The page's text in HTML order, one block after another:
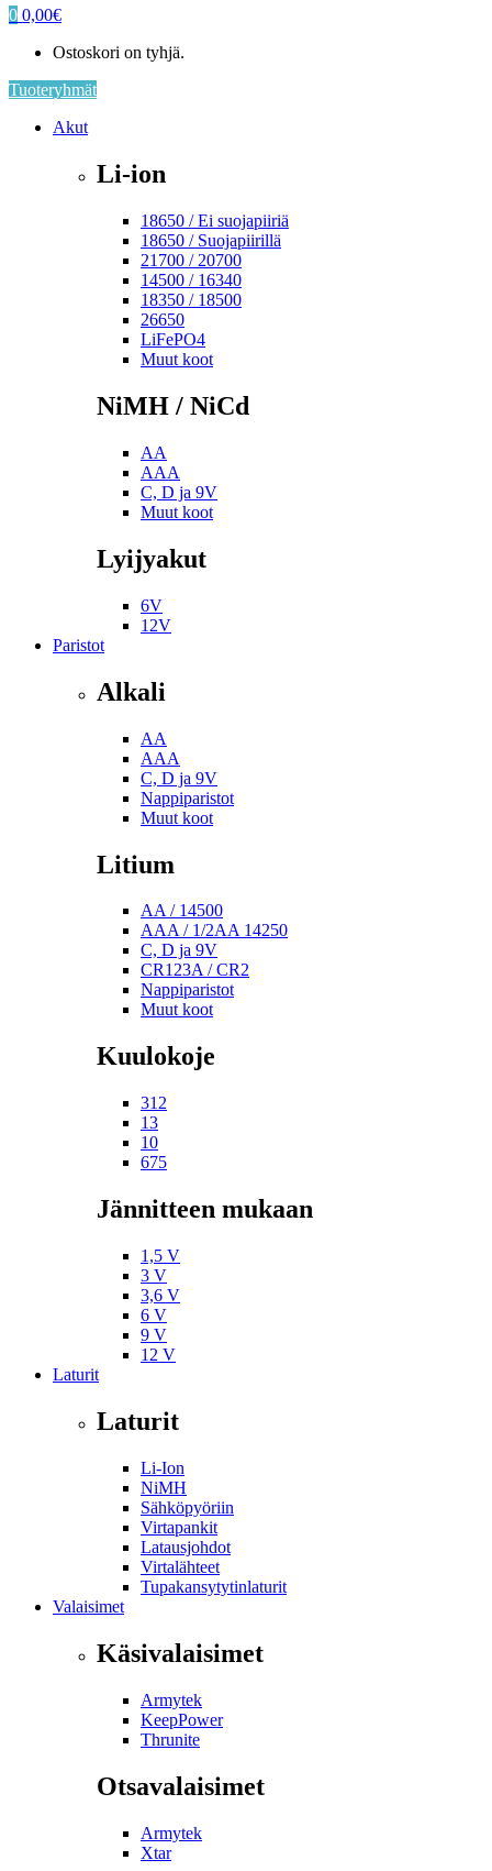
0 0,00€
Ostoskori on tyhjä.
Tuoteryhmät
Akut
Li-ion
18650 / Ei suojapiiriä
18650 / Suojapiirillä
21700 / 20700
14500 / 16340
18350 / 18500
26650
LiFePO4
Muut koot
NiMH / NiCd
AA
AAA
C, D ja 9V
Muut koot
Lyijyakut
6V
12V
Paristot
Alkali
AA
AAA
C, D ja 9V
Nappiparistot
Muut koot
Litium
AA / 14500
AAA / 1/2AA 14250
C, D ja 9V
CR123A / CR2
Nappiparistot
Muut koot
Kuulokoje
312
13
10
675
Jännitteen mukaan
1,5 V
3 V
3,6 V
6 V
9 V
12 V
Laturit
Laturit
Li-Ion
NiMH
Sähköpyöriin
Virtapankit
Latausjohdot
Virtalähteet
Tupakansytytinlaturit
Valaisimet
Käsivalaisimet
Armytek
KeepPower
Thrunite
Otsavalaisimet
Armytek
Xtar